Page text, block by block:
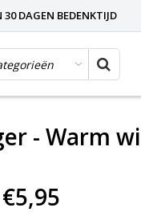
DAGEN BEDENKTIJD
- Warm
€5,95